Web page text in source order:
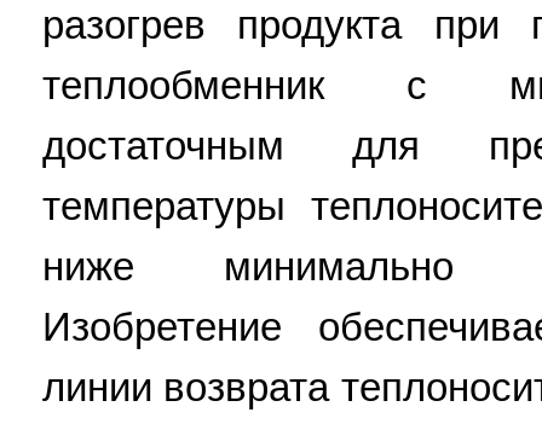
разогрев продукта при
теплообменник с
достаточным для
температуры
ниже минимально
Изобретение
линии возврата